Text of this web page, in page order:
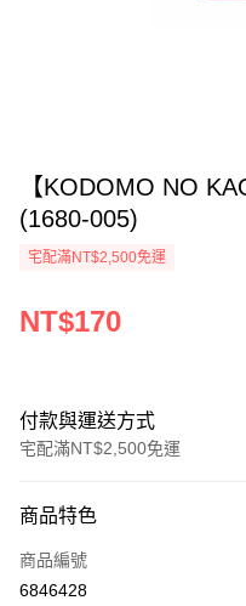
【KODOMO NO
(1680-005)
宅配滿NT$2,500免運
NT$170
付款與運送方式
宅配滿NT$2,500免運
信用卡一次付款
Apple Pay
商品特色
商品編號
6846428